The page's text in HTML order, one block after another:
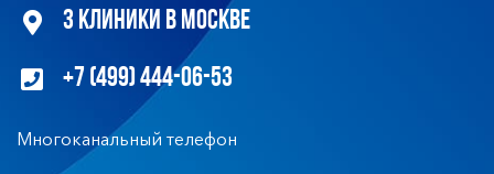
3 клиники в Москве
+7 (499) 444-06-53
Многоканальный телефон